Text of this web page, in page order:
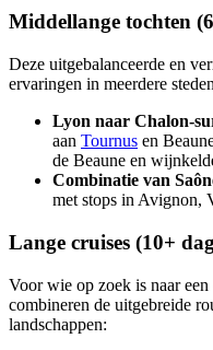
Middellange tochten
Deze uitgebalanceerde en
ervaringen in meerdere
Lyon naar Chalon-
aan Tournus en
de Beaune en
Combinatie van
met stops in Avignon,
Lange cruises (10+
Voor wie op zoek is naar
combineren de uitgebreide
landschappen: